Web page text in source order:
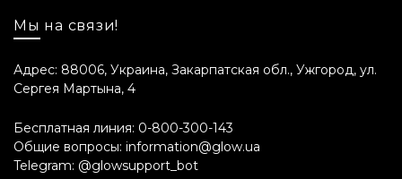
Мы на связи!
Адрес: 88006, Украина, Закарпатская обл., Ужгород, ул.
Сергея Мартына, 4
Бесплатная линия: 0-800-300-143
Общие вопросы: information@glow.ua
Telegram: @glowsupport_bot